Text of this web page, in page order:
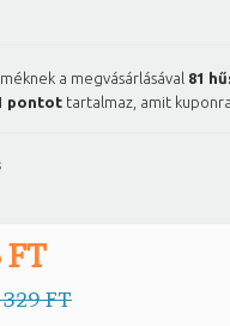
a megvásárlásával 81
pontot tartalmaz, amit
FT
329 FT